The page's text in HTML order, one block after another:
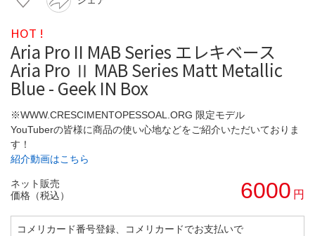
HOT !
Aria Pro II MAB Series エレキベース
Aria Pro Ⅱ MAB Series Matt Metallic
Blue - Geek IN Box
※WWW.CRESCIMENTOPESSOAL.ORG 限定モデル
YouTuberの皆様に商品の使い心地などをご紹介いただいておりま
す！
紹介動画はこちら
ネット販売
価格（税込）
6000 円
コメリカード番号登録、コメリカードでお支払いで